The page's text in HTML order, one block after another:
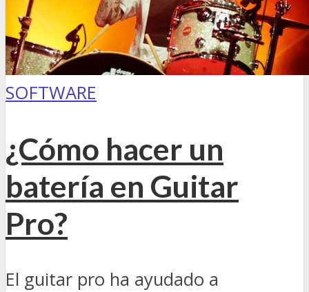
SOFTWARE
¿Cómo hacer un
batería en Guitar
Pro?
El guitar pro ha ayudado a